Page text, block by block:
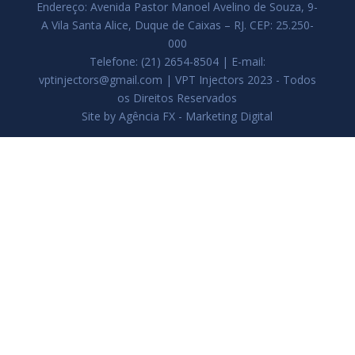
Endereço: Avenida Pastor Manoel Avelino de Souza, 9-
A Vila Santa Alice, Duque de Caixas – RJ. CEP: 25.250-
000
Telefone: (21) 2654-8504 | E-mail:
vptinjectors@gmail.com | VPT Injectors 2023 - Todos
os Direitos Reservados
Site by Agência FX - Marketing Digital